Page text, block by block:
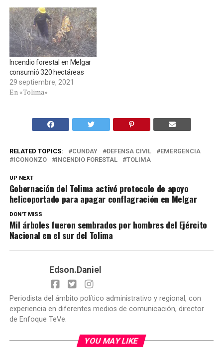
Incendio forestal en Melgar
consumió 320 hectáreas
29 septiembre, 2021
En «Tolima»
RELATED TOPICS: CUNDAY DEFENSA CIVIL
EMERGENCIA
ICONONZO
INCENDIO FORESTAL TOLIMA
UP NEXT
Gobernación del Tolima activó protocolo de apoyo
helicoportado para apagar conflagración en Melgar
DON'T MISS
Mil árboles fueron sembrados por hombres del Ejército
Nacional en el sur del Tolima
Edson.Daniel
Periodista del ámbito político administrativo y regional, con
experiencia en diferentes medios de comunicación, director
de Enfoque TeVe.
YOU MAY LIKE